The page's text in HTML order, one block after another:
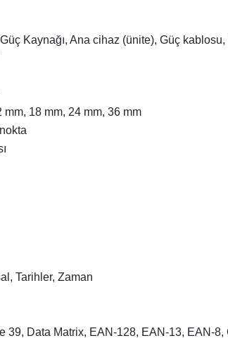
Kaynağı, Ana cihaz (ünite), Güç
mm, 18 mm, 24 mm, 36 mm
Tarihler, Zaman
39, Data Matrix, EAN-128, EAN-13, EAN-